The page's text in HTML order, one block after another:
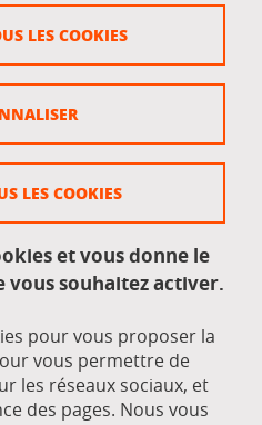
renseigner auprès de son référent
et vous donne le
vous souhaitez activer.
pour vous proposer la
vous permettre de
les réseaux sociaux, et
des pages. Nous vous
LES COOKIES
LES COOKIES